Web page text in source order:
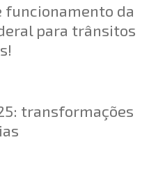
funcionamento da
para trânsitos
transformações